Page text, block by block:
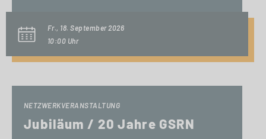
Fr., 18. September 2026
10:00 Uhr
NETZWERKVERANSTALTUNG
Jubiläum / 20 Jahre GSRN